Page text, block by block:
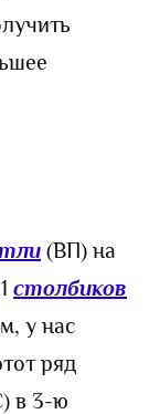
(ВП) на
столбиков
у нас
ряд
в 3-ю